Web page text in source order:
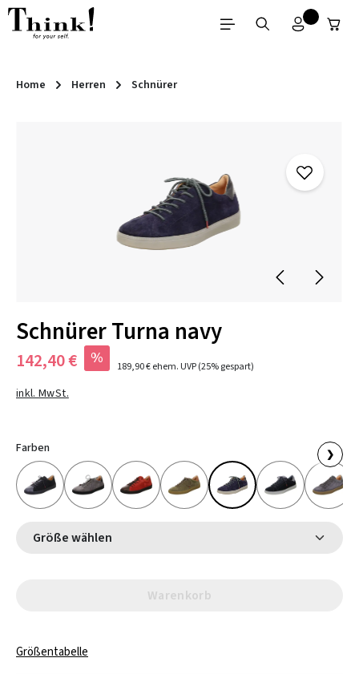
Zum Hauptinhalt springen
Home Herren Schnürer
Schnürer Turna navy
142,40 € % 189,90 €ehem. UVP(25% gespart)
inkl. MwSt.
Farben ❯
Größe wählen
Warenkorb
Größentabelle